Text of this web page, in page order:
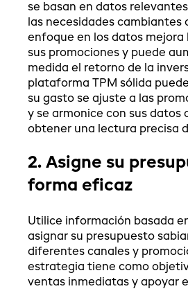
se basan en datos
las necesidades cambiantes
enfoque en los datos mejora
sus promociones y puede
medida el retorno de la
plataforma TPM sólida
su gasto se ajuste a las
y se armonice con sus datos
obtener una lectura precisa
2. Asigne su
forma eficaz
Utilice información basada
asignar su presupuesto
diferentes canales y
estrategia tiene como
ventas inmediatas y apoyar